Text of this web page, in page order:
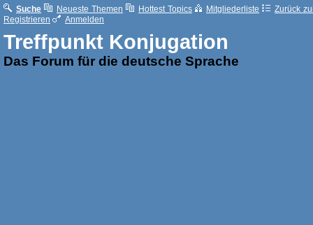
Suche Neueste Themen Hottest Topics Mitgliederliste
Zurück
Registrieren
Anmelden
Treffpunkt Konjugation
Das Forum für die deutsche Sprache